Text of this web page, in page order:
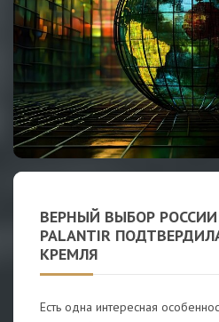
ВЕРНЫЙ ВЫБОР
PALANTIR
КРЕМЛЯ
Есть одна интересная